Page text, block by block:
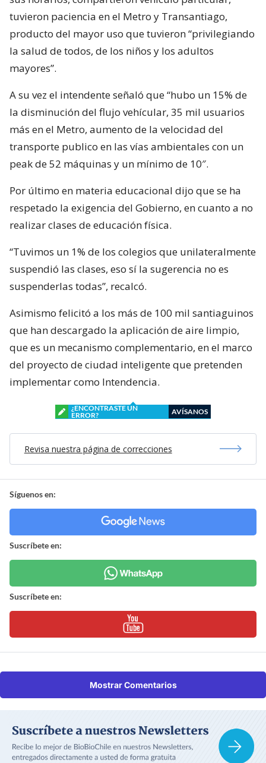
tuvieron paciencia en el Metro y Transantiago,
producto del mayor uso que tuvieron “privilegiando
la salud de todos, de los niños y los adultos
mayores”.
A su vez el intendente señaló que “hubo un 15% de
la disminución del flujo vehícular, 35 mil usuarios
más en el Metro, aumento de la velocidad del
transporte publico en las vías ambientales con un
peak de 52 máquinas y un mínimo de 10″.
Por último en materia educacional dijo que se ha
respetado la exigencia del Gobierno, en cuanto a no
realizar clases de educación física.
“Tuvimos un 1% de los colegios que unilateralmente
suspendió las clases, eso sí la sugerencia no es
suspenderlas todas”, recalcó.
Asimismo felicitó a los más de 100 mil santiaguinos
que han descargado la aplicación de aire limpio,
que es un mecanismo complementario, en el marco
del proyecto de ciudad inteligente que pretenden
implementar como Intendencia.
¿ENCONTRASTE UN
ERROR?
AVÍSANOS
Revisa nuestra página de correcciones
Síguenos en:
Suscríbete en:
Suscríbete en:
Mostrar Comentarios